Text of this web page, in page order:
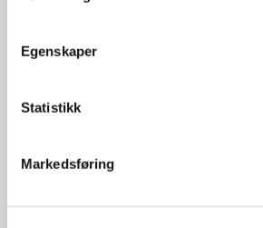
Egenskaper
Statistikk
Markedsføring